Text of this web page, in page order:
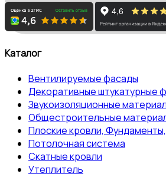
Каталог
Вентилируемые фасады
Декоративные штукатурные
Звукоизоляционные
Общестроительные
Плоские кровли,
Потолочная система
Скатные кровли
Утеплитель